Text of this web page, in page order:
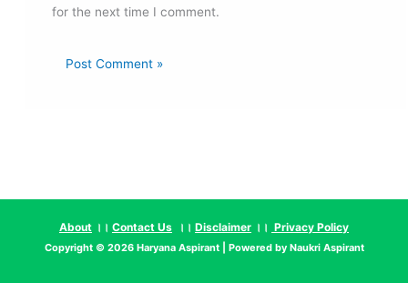
for the next time I comment.
About ।। Contact Us ।। Disclaimer ।। Privacy Policy
Copyright © 2026 Haryana Aspirant| Powered by Naukri Aspirant